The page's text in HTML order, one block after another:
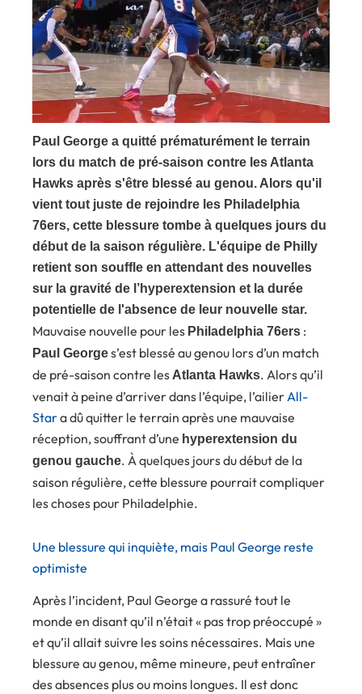
Paul George a quitté prématurément le terrain
lors du match de pré-saison contre les Atlanta
Hawks après s'être blessé au genou. Alors qu'il
vient tout juste de rejoindre les Philadelphia
76ers, cette blessure tombe à quelques jours du
début de la saison régulière. L'équipe de Philly
retient son souffle en attendant des nouvelles
sur la gravité de l’hyperextension et la durée
potentielle de l'absence de leur nouvelle star.
Mauvaise nouvelle pour les Philadelphia 76ers :
Paul Georges’est blessé au genou lors d’un match
de pré-saison contre les Atlanta Hawks. Alors qu’il
venait à peine d’arriver dans l’équipe, l’ailier All-
Stara dû quitter le terrain après une mauvaise
réception, souffrant d’une hyperextension du
genou gauche. À quelques jours du début de la
saison régulière, cette blessure pourrait compliquer
les choses pour Philadelphie.
Une blessure qui inquiète, mais Paul George reste
optimiste
Après l’incident, Paul George a rassuré tout le
monde en disant qu’il n’était « pas trop préoccupé »
et qu’il allait suivre les soins nécessaires. Mais une
blessure au genou, même mineure, peut entraîner
des absences plus ou moins longues. Il est donc